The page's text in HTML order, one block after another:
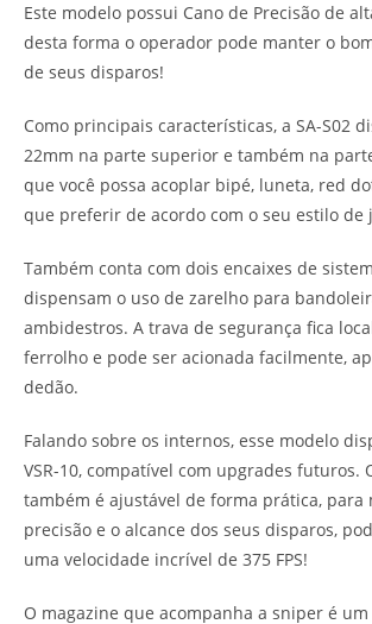
Este modelo possui Cano de Precisão de
desta forma o operador pode manter o
de seus disparos!
Como principais características, a SA-S02
22mm na parte superior e também na
que você possa acoplar bipé, luneta, red
que preferir de acordo com o seu estilo de
Também conta com dois encaixes de
dispensam o uso de zarelho para
ambidestros. A trava de segurança fica
ferrolho e pode ser acionada facilmente,
dedão.
Falando sobre os internos, esse modelo
VSR-10, compatível com upgrades futuros.
também é ajustável de forma prática, para
precisão e o alcance dos seus disparos,
uma velocidade incrível de 375 FPS!
O magazine que acompanha a sniper é um